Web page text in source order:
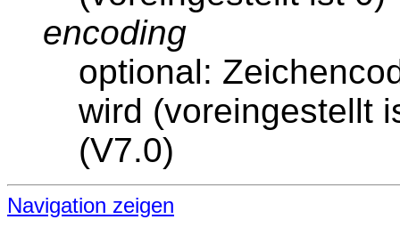
encoding
optional:
wird (voreingestellt
(V7.0)
Navigation zeigen